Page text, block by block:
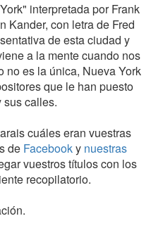
interpretada por Frank
Kander, con letra de Fred
de esta ciudad y
a la mente cuando nos
no es la única, Nueva York
que le han puesto
sus calles.
cuáles eran vuestras
de Facebooky nuestras
vuestros títulos con los
recopilatorio.